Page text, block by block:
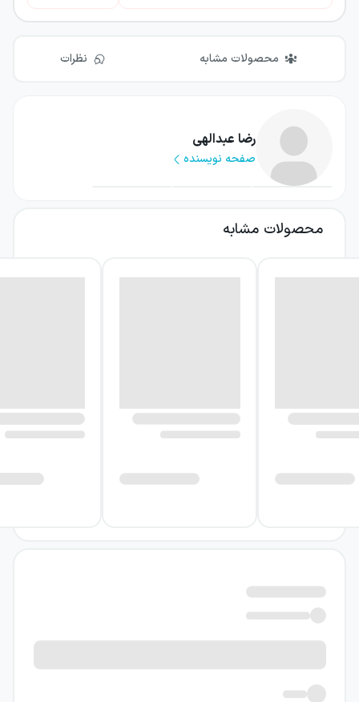
محصولات مشابه نظرات
رضا عبدالهی
صفحه نویسنده
محصولات مشابه